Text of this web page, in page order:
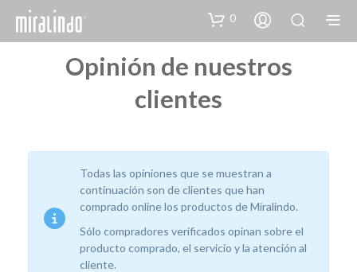
0
Opinión de nuestros
clientes
Todas las opiniones que se muestran a
continuación son de clientes que han
comprado online los productos de Miralindo.
Sólo compradores verificados opinan sobre el
producto comprado, el servicio y la atención al
cliente.